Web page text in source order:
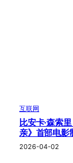
互联网
比安卡·森索
亲》首部电影
2026-04-02